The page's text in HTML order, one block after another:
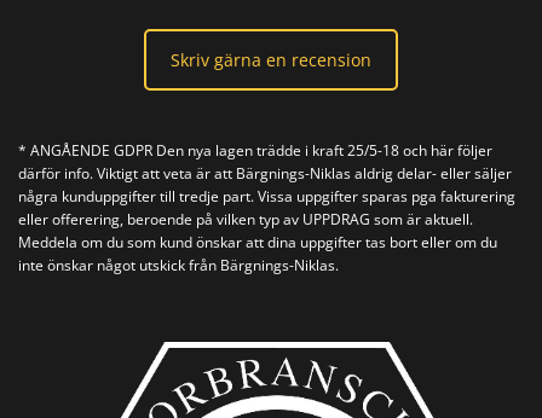
Skriv gärna en recension
* ANGÅENDE GDPR Den nya lagen trädde i kraft 25/5-18 och här följer
därför info. Viktigt att veta är att Bärgnings-Niklas aldrig delar- eller säljer
några kunduppgifter till tredje part. Vissa uppgifter sparas pga fakturering
eller offerering, beroende på vilken typ av UPPDRAG som är aktuell.
Meddela om du som kund önskar att dina uppgifter tas bort eller om du
inte önskar något utskick från Bärgnings-Niklas.